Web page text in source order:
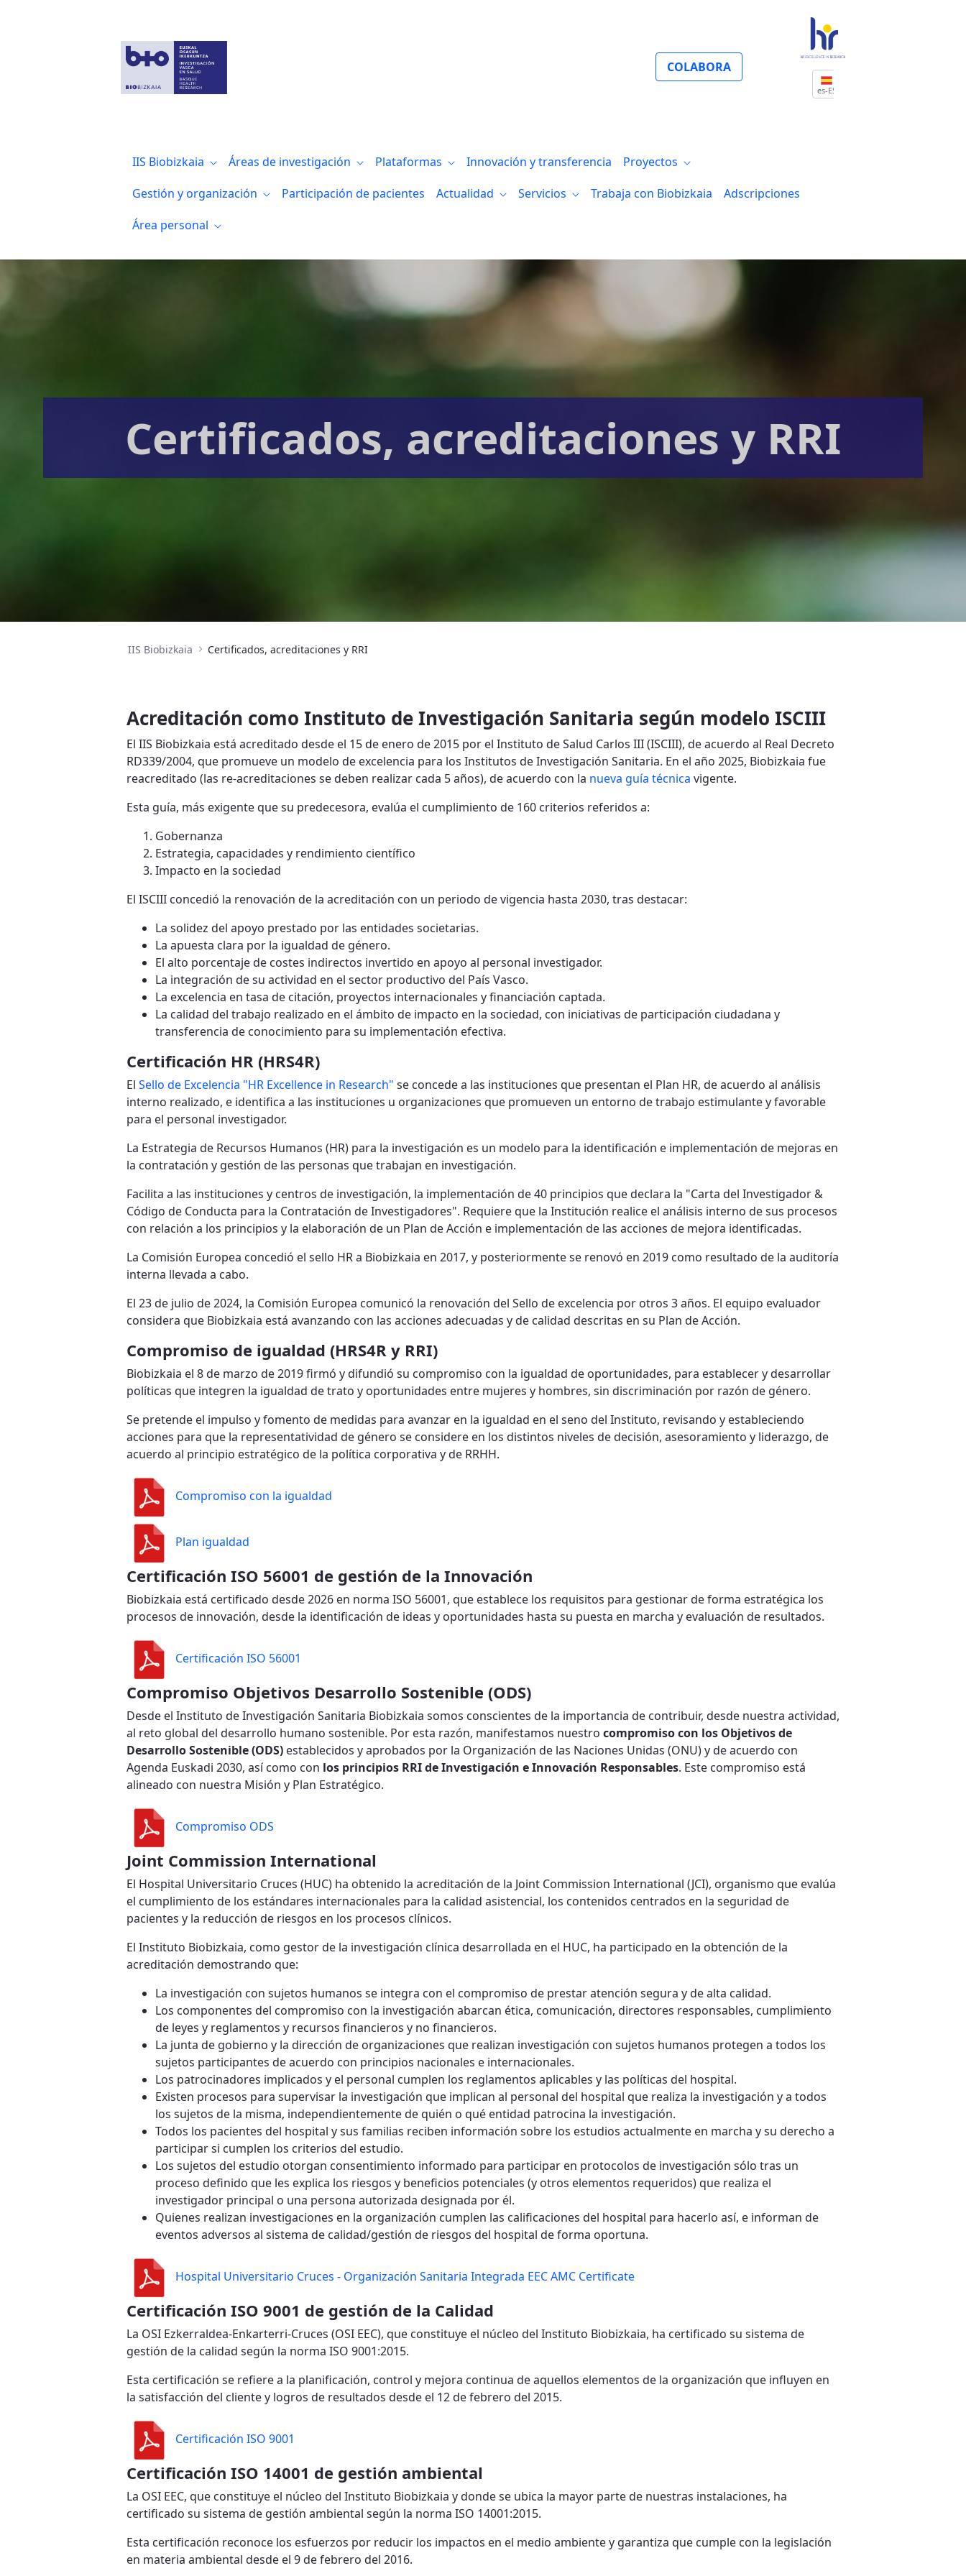
COLABORA
es-ES
IIS Biobizkaia Áreas de investigación Plataformas Innovación y transferencia
Proyectos
Gestión y organización
Participación de pacientes Actualidad Servicios Trabaja con Biobizkaia
Adscripciones
Área personal
Certificados, acreditaciones y RRI
IIS Biobizkaia Certificados, acreditaciones y RRI
Acreditación como Instituto de Investigación Sanitaria según modelo ISCIII
El IIS Biobizkaia está acreditado desde el 15 de enero de 2015 por el Instituto de Salud Carlos III (ISCIII), de acuerdo al Real Decreto
RD339/2004, que promueve un modelo de excelencia para los Institutos de Investigación Sanitaria. En el año 2025, Biobizkaia fue
reacreditado (las re-acreditaciones se deben realizar cada 5 años), de acuerdo con la nueva guía técnica vigente.
Esta guía, más exigente que su predecesora, evalúa el cumplimiento de 160 criterios referidos a:
Gobernanza
Estrategia, capacidades y rendimiento científico
Impacto en la sociedad
El ISCIII concedió la renovación de la acreditación con un periodo de vigencia hasta 2030, tras destacar:
La solidez del apoyo prestado por las entidades societarias.
La apuesta clara por la igualdad de género.
El alto porcentaje de costes indirectos invertido en apoyo al personal investigador.
La integración de su actividad en el sector productivo del País Vasco.
La excelencia en tasa de citación, proyectos internacionales y financiación captada.
La calidad del trabajo realizado en el ámbito de impacto en la sociedad, con iniciativas de participación ciudadana y
transferencia de conocimiento para su implementación efectiva.
Certificación HR (HRS4R)
El Sello de Excelencia "HR Excellence in Research" se concede a las instituciones que presentan el Plan HR, de acuerdo al análisis
interno realizado, e identifica a las instituciones u organizaciones que promueven un entorno de trabajo estimulante y favorable
para el personal investigador.
La Estrategia de Recursos Humanos (HR) para la investigación es un modelo para la identificación e implementación de mejoras en
la contratación y gestión de las personas que trabajan en investigación.
Facilita a las instituciones y centros de investigación, la implementación de 40 principios que declara la "Carta del Investigador &
Código de Conducta para la Contratación de Investigadores". Requiere que la Institución realice el análisis interno de sus procesos
con relación a los principios y la elaboración de un Plan de Acción e implementación de las acciones de mejora identificadas.
La Comisión Europea concedió el sello HR a Biobizkaia en 2017, y posteriormente se renovó en 2019 como resultado de la auditoría
interna llevada a cabo.
El 23 de julio de 2024, la Comisión Europea comunicó la renovación del Sello de excelencia por otros 3 años. El equipo evaluador
considera que Biobizkaia está avanzando con las acciones adecuadas y de calidad descritas en su Plan de Acción.
Compromiso de igualdad (HRS4R y RRI)
Biobizkaia el 8 de marzo de 2019 firmó y difundió su compromiso con la igualdad de oportunidades, para establecer y desarrollar
políticas que integren la igualdad de trato y oportunidades entre mujeres y hombres, sin discriminación por razón de género.
Se pretende el impulso y fomento de medidas para avanzar en la igualdad en el seno del Instituto, revisando y estableciendo
acciones para que la representatividad de género se considere en los distintos niveles de decisión, asesoramiento y liderazgo, de
acuerdo al principio estratégico de la política corporativa y de RRHH.
Compromiso con la igualdad
Plan igualdad
Certificación ISO 56001 de gestión de la Innovación
Biobizkaia está certificado desde 2026 en norma ISO 56001, que establece los requisitos para gestionar de forma estratégica los
procesos de innovación, desde la identificación de ideas y oportunidades hasta su puesta en marcha y evaluación de resultados.
Certificación ISO 56001
Compromiso Objetivos Desarrollo Sostenible (ODS)
Desde el Instituto de Investigación Sanitaria Biobizkaia somos conscientes de la importancia de contribuir, desde nuestra actividad,
al reto global del desarrollo humano sostenible. Por esta razón, manifestamos nuestro compromiso con los Objetivos de
Desarrollo Sostenible (ODS) establecidos y aprobados por la Organización de las Naciones Unidas (ONU) y de acuerdo con
Agenda Euskadi 2030, así como con los principios RRI de Investigación e Innovación Responsables. Este compromiso está
alineado con nuestra Misión y Plan Estratégico.
Compromiso ODS
Joint Commission International
El Hospital Universitario Cruces (HUC) ha obtenido la acreditación de la Joint Commission International (JCI), organismo que evalúa
el cumplimiento de los estándares internacionales para la calidad asistencial, los contenidos centrados en la seguridad de
pacientes y la reducción de riesgos en los procesos clínicos.
El Instituto Biobizkaia, como gestor de la investigación clínica desarrollada en el HUC, ha participado en la obtención de la
acreditación demostrando que:
La investigación con sujetos humanos se integra con el compromiso de prestar atención segura y de alta calidad.
Los componentes del compromiso con la investigación abarcan ética, comunicación, directores responsables, cumplimiento
de leyes y reglamentos y recursos financieros y no financieros.
La junta de gobierno y la dirección de organizaciones que realizan investigación con sujetos humanos protegen a todos los
sujetos participantes de acuerdo con principios nacionales e internacionales.
Los patrocinadores implicados y el personal cumplen los reglamentos aplicables y las políticas del hospital.
Existen procesos para supervisar la investigación que implican al personal del hospital que realiza la investigación y a todos
los sujetos de la misma, independientemente de quién o qué entidad patrocina la investigación.
Todos los pacientes del hospital y sus familias reciben información sobre los estudios actualmente en marcha y su derecho a
participar si cumplen los criterios del estudio.
Los sujetos del estudio otorgan consentimiento informado para participar en protocolos de investigación sólo tras un
proceso definido que les explica los riesgos y beneficios potenciales (y otros elementos requeridos) que realiza el
investigador principal o una persona autorizada designada por él.
Quienes realizan investigaciones en la organización cumplen las calificaciones del hospital para hacerlo así, e informan de
eventos adversos al sistema de calidad/gestión de riesgos del hospital de forma oportuna.
Hospital Universitario Cruces - Organización Sanitaria Integrada EEC AMC Certificate
Certificación ISO 9001 de gestión de la Calidad
La OSI Ezkerraldea-Enkarterri-Cruces (OSI EEC), que constituye el núcleo del Instituto Biobizkaia, ha certificado su sistema de
gestión de la calidad según la norma ISO 9001:2015.
Esta certificación se refiere a la planificación, control y mejora continua de aquellos elementos de la organización que influyen en
la satisfacción del cliente y logros de resultados desde el 12 de febrero del 2015.
Certificación ISO 9001
Certificación ISO 14001 de gestión ambiental
La OSI EEC, que constituye el núcleo del Instituto Biobizkaia y donde se ubica la mayor parte de nuestras instalaciones, ha
certificado su sistema de gestión ambiental según la norma ISO 14001:2015.
Esta certificación reconoce los esfuerzos por reducir los impactos en el medio ambiente y garantiza que cumple con la legislación
en materia ambiental desde el 9 de febrero del 2016.